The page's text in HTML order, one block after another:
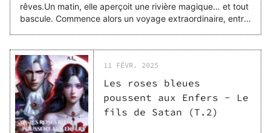
rêves.Un matin, elle aperçoit une rivière magique… et tout
bascule. Commence alors un voyage extraordinaire, entre
11 FÉVR. 2025
Les roses bleues
poussent aux Enfers - Le
fils de Satan (T.2)